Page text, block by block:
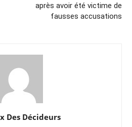
après avoir été victime de
fausses accusations
Des Décideurs